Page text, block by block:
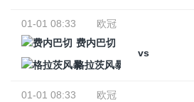
01-01 08:33
欧冠
费内巴切
vs
格拉茨风暴
01-01 08:33
欧冠